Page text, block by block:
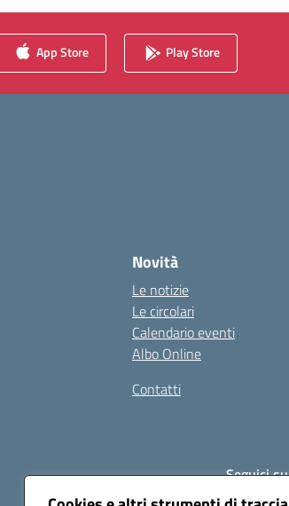
App Store Play Store
Novità
Le notizie
Le circolari
Calendario eventi
Albo Online
Contatti
Seguici